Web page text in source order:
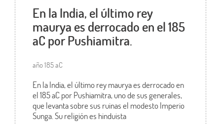
En la India, el último rey
maurya es derrocado en el 185
aC por Pushiamitra.
año 185 aC
En la India, el último rey maurya es derrocado en
el 185 aC por Pushiamitra, uno de sus generales,
que levanta sobre sus ruinas el modesto Imperio
Sunga. Su religión es hinduista